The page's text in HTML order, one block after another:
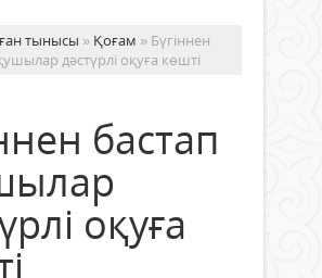
тынысы » Қоғам » Бүгіннен
дәстүрлі оқуға көшті
бастап
оқуға